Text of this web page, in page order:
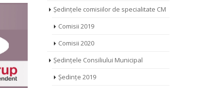
Ședințele comisiilor de specialitate CM
Comisii 2019
Comisii 2020
Ședințele Consiliului Municipal
Ședințe 2019